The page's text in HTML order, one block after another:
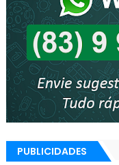
PUBLICIDADES